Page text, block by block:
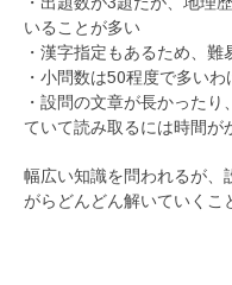
いることが多い
・漢字指定もあるため、難
・小問数は50程度で多い
・設問の文章が長かった
ていて読み取るには時間が
幅広い知識を問われるが、
がらどんどん解いていくこ